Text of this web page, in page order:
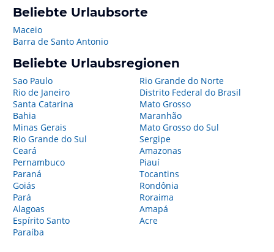
Beliebte Urlaubsorte
Maceio
Barra de Santo Antonio
Beliebte Urlaubsregionen
Sao Paulo
Rio de Janeiro
Santa Catarina
Bahia
Minas Gerais
Rio Grande do Sul
Ceará
Pernambuco
Paraná
Goiás
Pará
Alagoas
Espírito Santo
Paraíba
Rio Grande do Norte
Distrito Federal do Brasil
Mato Grosso
Maranhão
Mato Grosso do Sul
Sergipe
Amazonas
Piauí
Tocantins
Rondônia
Roraima
Amapá
Acre